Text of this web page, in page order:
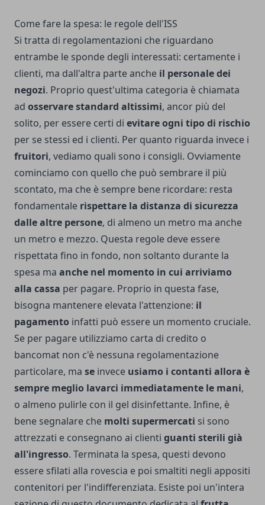
Come fare la spesa: le regole dell'ISS
Si tratta di regolamentazioni che riguardano
entrambe le sponde degli interessati: certamente i
clienti, ma dall'altra parte anche il personale dei
negozi. Proprio quest'ultima categoria è chiamata
ad osservare standard altissimi, ancor più del
solito, per essere certi di evitare ogni tipo di rischio
per se stessi ed i clienti. Per quanto riguarda invece i
fruitori, vediamo quali sono i consigli. Ovviamente
cominciamo con quello che può sembrare il più
scontato, ma che è sempre bene ricordare: resta
fondamentale rispettare la distanza di sicurezza
dalle altre persone, di almeno un metro ma anche
un metro e mezzo. Questa regole deve essere
rispettata fino in fondo, non soltanto durante la
spesa ma anche nel momento in cui arriviamo
alla cassa per pagare. Proprio in questa fase,
bisogna mantenere elevata l'attenzione: il
pagamento infatti può essere un momento cruciale.
Se per pagare utilizziamo carta di credito o
bancomat non c'è nessuna regolamentazione
particolare, ma se invece usiamo i contanti allora è
sempre meglio lavarci immediatamente le mani,
o almeno pulirle con il gel disinfettante. Infine, è
bene segnalare che molti supermercati si sono
attrezzati e consegnano ai clienti guanti sterili già
all'ingresso. Terminata la spesa, questi devono
essere sfilati alla rovescia e poi smaltiti negli appositi
contenitori per l'indifferenziata. Esiste poi un'intera